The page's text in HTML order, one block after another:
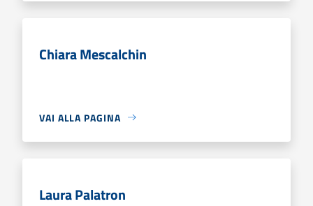
Chiara Mescalchin
VAI ALLA PAGINA
Laura Palatron